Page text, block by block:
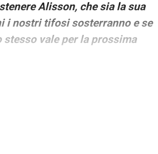
Alisson, che sia la sua
i nostri tifosi sosterranno e se
vale per la prossima
resta concreto